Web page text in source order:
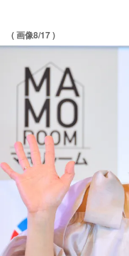
( 画像8/17 )